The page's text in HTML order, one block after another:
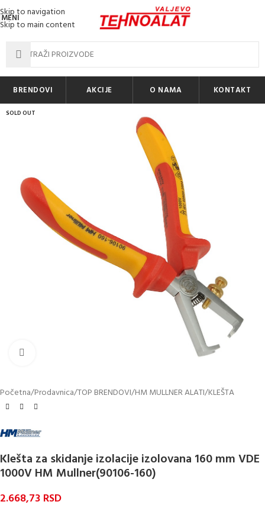
Skip to navigation
Skip to main content
MENI
BRENDOVI AKCIJE O NAMA KONTAKT
SOLD OUT
Početna/Prodavnica/TOP BRENDOVI/HM MULLNER ALATI/KLEŠTA
Klešta za skidanje izolacije izolovana 160 mm VDE
1000V HM Mullner(90106-160)
2.668,73 RSD